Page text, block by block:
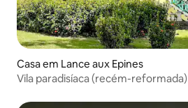
Casa em Lance aux Epines
Vila paradisíaca (recém-reformada)